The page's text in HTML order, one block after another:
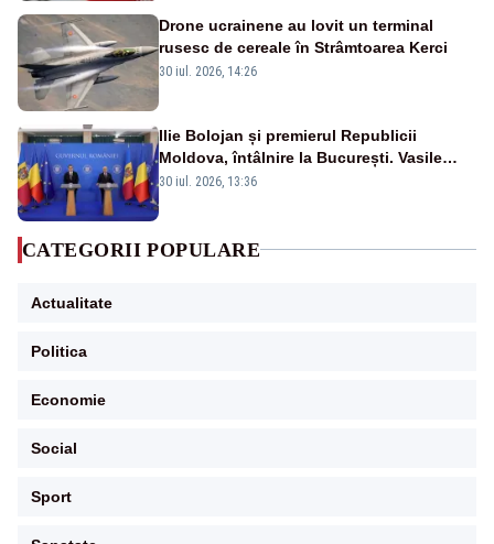
Drone ucrainene au lovit un terminal
rusesc de cereale în Strâmtoarea Kerci
30 iul. 2026, 14:26
Ilie Bolojan și premierul Republicii
Moldova, întâlnire la București. Vasile
Tofan, primit cu onoruri militare
30 iul. 2026, 13:36
CATEGORII POPULARE
Actualitate
Politica
Economie
Social
Sport